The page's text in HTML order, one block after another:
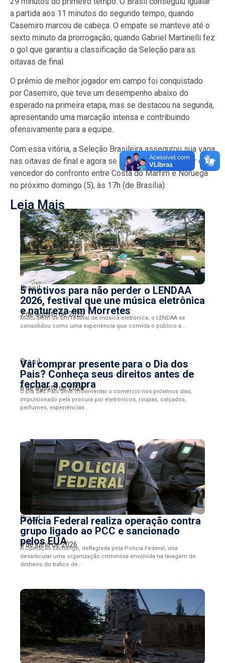
a partida aos 11 minutos do segundo tempo, quando
Casemiro marcou de cabeça. O empate se manteve até o
sexto minuto da prorrogação, quando Gabriel Martinelli fez
o gol que garantiu a classificação da Seleção para as
oitavas de final.
O prêmio de melhor jogador em campo foi conquistado
por Casemiro, que teve um desempenho abaixo do
esperado na primeira etapa, mas se destacou na segunda,
apresentando uma marcação intensa e contribuindo
ofensivamente para a equipe.
Com essa vitória, a Seleção Brasileira assegurou sua vaga
nas oitavas de final e agora se prepara para enfrentar o
vencedor do confronto entre Costa do Marfim e Noruega
no próximo domingo (5), às 17h (de Brasília).
Leia Mais
Brasil
5 motivos para não perder o LENDAA
2026, festival que une música eletrônica
e natureza em Morretes
7 de agosto de 2026
Muito além de um festival de música eletrônica, o LENDAA se
consolidou como uma experiência que convida o público a...
Brasil
Vai comprar presente para o Dia dos
Pais? Conheça seus direitos antes de
fechar a compra
6 de agosto de 2026
O Dia dos Pais deve movimentar o comércio nos próximos dias,
impulsionado pela procura por eletrônicos, roupas, calçados,
perfumes, experiências...
Brasil
Polícia Federal realiza operação contra
grupo ligado ao PCC e sancionado
pelos EUA
3 de julho de 2026
A Operação Exchange, deflagrada pela Polícia Federal, visa
desarticular uma organização criminosa envolvida na lavagem de
dinheiro do tráfico de...